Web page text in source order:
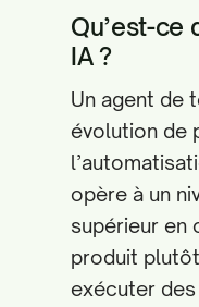
Qu’est-ce
IA ?
Un agent de
évolution de
opère à un
supérieur en
produit
exécuter